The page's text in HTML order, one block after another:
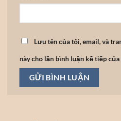
Lưu tên của tôi, email, và
này cho lần bình luận kế tiếp